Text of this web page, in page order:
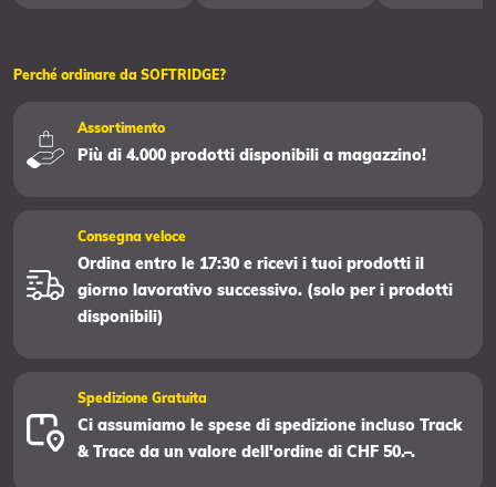
Perché ordinare da SOFTRIDGE?
Assortimento
Più di 4.000 prodotti disponibili a magazzino!
Consegna veloce
Ordina entro le 17:30 e ricevi i tuoi prodotti il
giorno lavorativo successivo. (solo per i prodotti
disponibili)
Spedizione Gratuita
Ci assumiamo le spese di spedizione incluso Track
& Trace da un valore dell'ordine di CHF 50.–.